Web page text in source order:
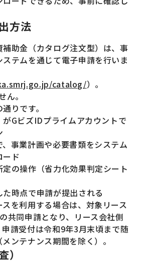
方法
助金（カタログ注文型）は、事
テムを通じて電子申請を行いま
catalog/）。
。
りです。
GビズIDプライムアカウントで
事業計画や必要書類をシステム
ド
の操作（省力化効果判定シート
時点で申請が提出される
を利用する場合は、対象リース
共同申請となり、リース会社側
請受付は令和9年3月末頃まで随
ンテナンス期間を除く）。
）